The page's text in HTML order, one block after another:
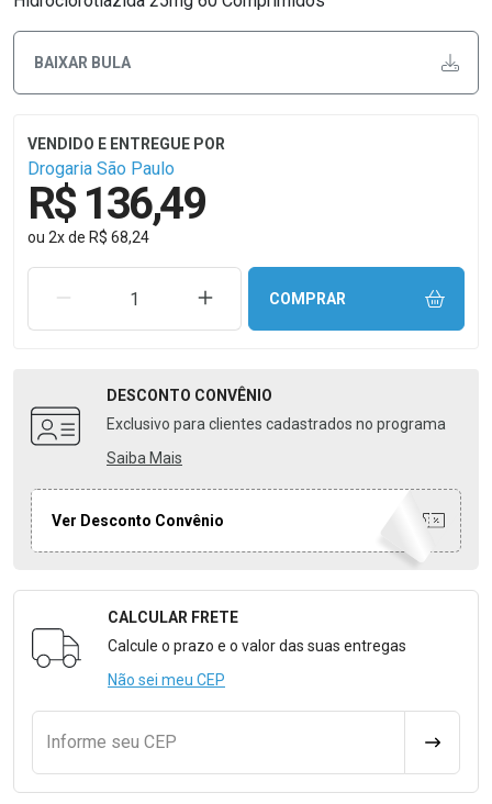
BAIXAR BULA
Drogaria São Paulo
R$ 136,49
ou 2xde R$ 68,24
REMOVER UMA UNIDADEAUMENTAR UMA UNIDADE
COMPRAR
DESCONTO CONVÊNIO
Exclusivo para clientes cadastrados no programa
Saiba Mais
Ver Desconto Convênio
Formulário para Calcular o Frete
CALCULAR FRETE
Calcule o prazo e o valor das suas entregas
Não sei meu CEP
Informe seu CEP